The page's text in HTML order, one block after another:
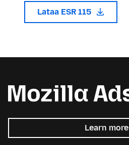
Lataa ESR 115
Learn more